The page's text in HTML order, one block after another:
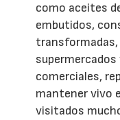
como aceites
embutidos,
transformadas,
comerciales,
mantener vivo
visitados